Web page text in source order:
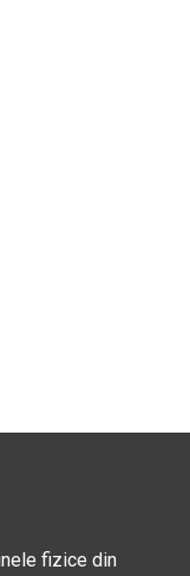
fizice din